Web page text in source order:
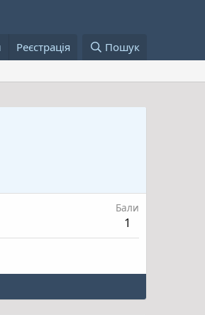
Реєстрація Пошук
Бали
1